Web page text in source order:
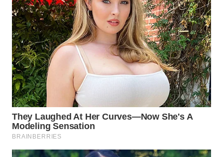
WN
NATUNA
WN
BINTAN
WN
MANDALIKA
WN